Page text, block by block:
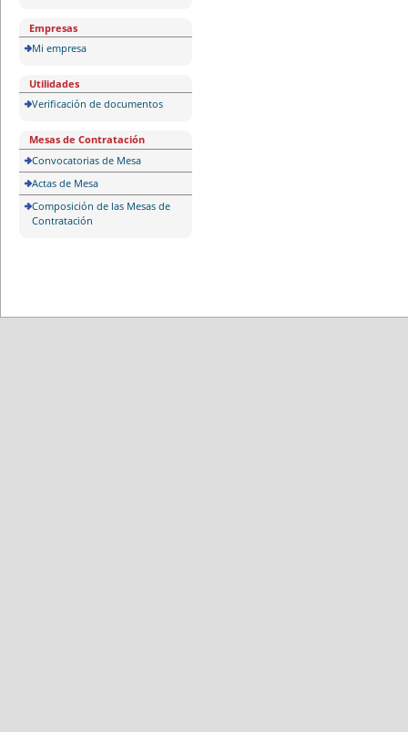
Empresas
Mi empresa
Utilidades
Verificación de documentos
Mesas de Contratación
Convocatorias de Mesa
Actas de Mesa
Composición de las Mesas de
Contratación